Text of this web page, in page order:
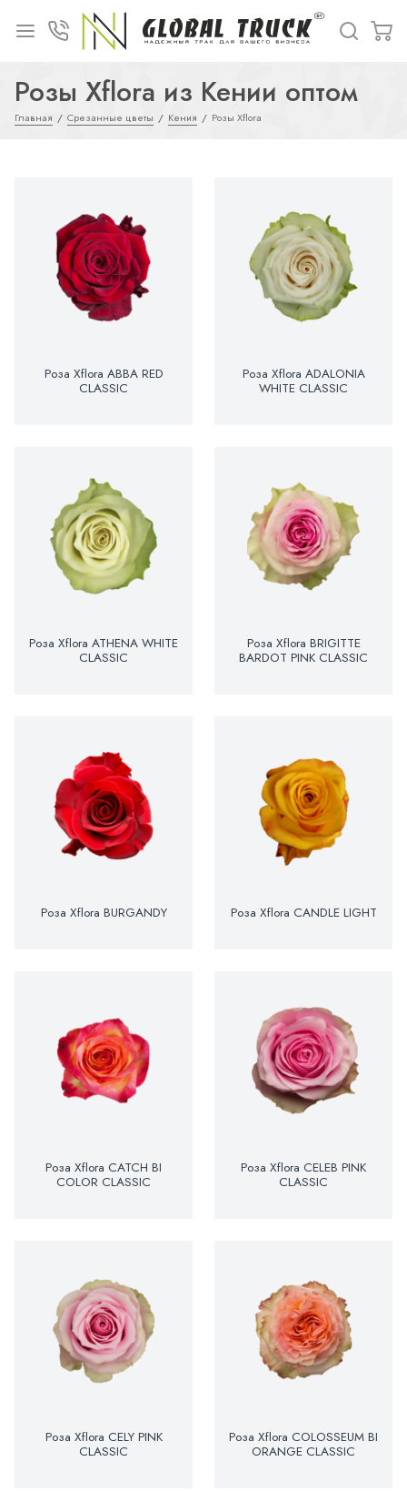
Розы Xflora из Кении оптом
Главная Срезанные цветы Кения Розы Xflora
Роза Xflora ABBA RED
CLASSIC
Роза Xflora ADALONIA
WHITE CLASSIC
Роза Xflora ATHENA WHITE
CLASSIC
Роза Xflora BRIGITTE
BARDOT PINK CLASSIC
Роза Xflora BURGANDY Роза Xflora CANDLE LIGHT
Роза Xflora CATCH BI
COLOR CLASSIC
Роза Xflora CELEB PINK
CLASSIC
Роза Xflora CELY PINK
CLASSIC
Роза Xflora COLOSSEUM BI
ORANGE CLASSIC